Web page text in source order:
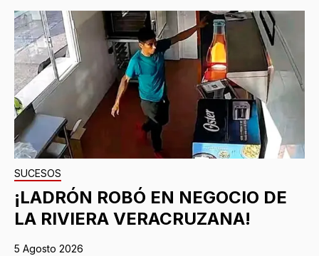
SUCESOS
¡LADRÓN ROBÓ EN NEGOCIO DE
LA RIVIERA VERACRUZANA!
5 Agosto 2026